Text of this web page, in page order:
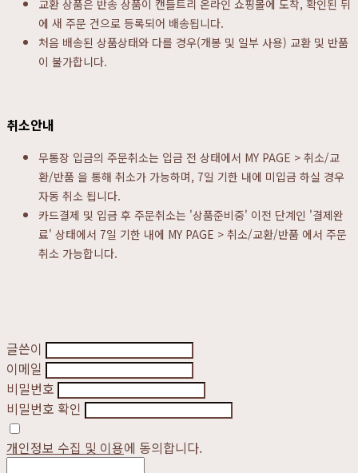
교환 상품은 반송 상품이 캔들트리 온라인 쇼핑몰에 도착, 확인된 뒤
에 새 주문 건으로 등록되어 배송됩니다.
처음 배송된 상품상태와 다를 경우(개봉 및 일부 사용) 교환 및 반품
이 불가합니다.
취소안내
무통장 입금의 주문취소는 입금 전 상태에서 MY PAGE > 취소/교
환/반품 을 통해 취소가 가능하며, 7일 기한 내에 미입금 하실 경우
자동 취소 됩니다.
카드결제 및 입금 후 주문취소는 '상품준비중' 이전 단계인 '결제완
료' 상태에서 7일 기한 내에 MY PAGE > 취소/교환/반품 에서 주문
취소 가능합니다.
글쓴이
이메일
비밀번호
비밀번호 확인
개인정보 수집 및 이용에 동의합니다.